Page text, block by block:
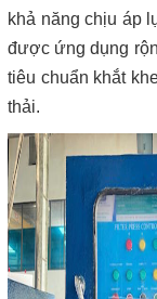
khả năng chịu áp
được ứng dụng
tiêu chuẩn khắt
thải.